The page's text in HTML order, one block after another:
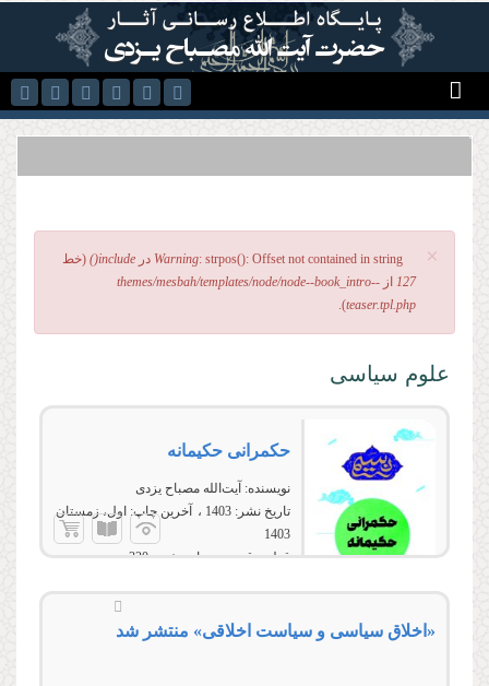
رفتن به محتوای اصلی
×
پیغام خطا
Warning: strpos(): Offset not contained in string در include()
(خط
127 از themes/mesbah/templates/node/node--book_intro--
teaser.tpl.php
).
علوم سیاسی
حکمرانی حکیمانه
نویسنده: آیت‌الله مصباح یزدی
تاریخ نشر: 1403 آخرین چاپ: اول، زمستان
1403
قطع:رقعی تعداد صفحه:320
«اخلاق سیاسی و سیاست اخلاقی» منتشر شد